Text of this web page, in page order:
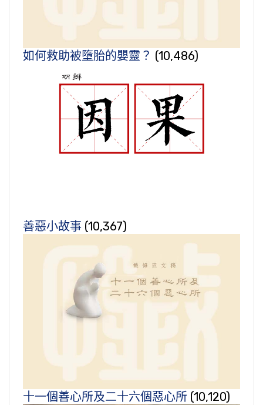
如何救助被墮胎的嬰靈？ (10,486)
善惡小故事 (10,367)
十一個善心所及二十六個惡心所 (10,120)